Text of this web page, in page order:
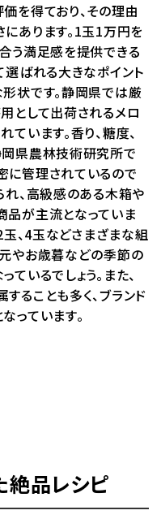
を得ており、その理由
あります。1玉1万円を
う満足感を提供できる
選ばれる大きなポイント
状です。静岡県では厳
として出荷されるメロ
います。香り、糖度、
県農林技術研究所で
管理されているので
れ、高級感のある木箱や
が主流となっていま
玉、4玉などさまざまな組
やお歳暮などの季節の
いるでしょう。また、
ることも多く、ブランド
っています。
絶品レシピ